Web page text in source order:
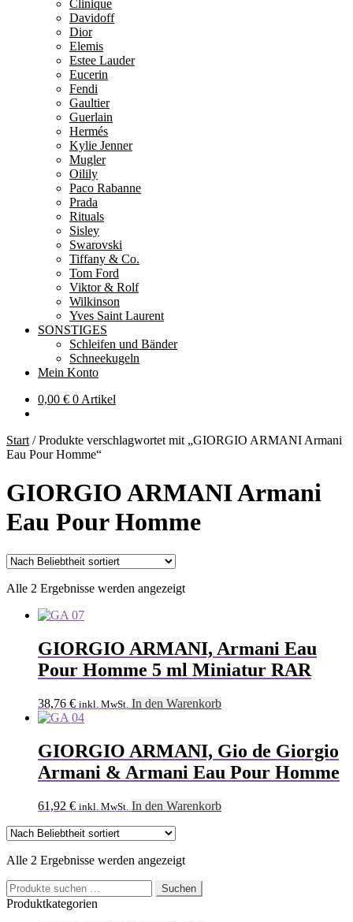
Clinique
Davidoff
Dior
Elemis
Estee Lauder
Eucerin
Fendi
Gaultier
Guerlain
Hermés
Kylie Jenner
Mugler
Oilily
Paco Rabanne
Prada
Rituals
Sisley
Swarovski
Tiffany & Co.
Tom Ford
Viktor & Rolf
Wilkinson
Yves Saint Laurent
SONSTIGES
Schleifen und Bänder
Schneekugeln
Mein Konto
0,00 € 0 Artikel
Start /Produkte verschlagwortet mit „GIORGIO ARMANI Armani
Eau Pour Homme“
GIORGIO ARMANI Armani
Eau Pour Homme
Alle 2 Ergebnisse werden angezeigtNach
GIORGIO ARMANI, Armani Eau
Pour Homme 5 ml Miniatur RAR
38,76 € inkl. MwSt. In den Warenkorb
GIORGIO ARMANI, Gio de Giorgio
Armani & Armani Eau Pour Homme
61,92 € inkl. MwSt. In den Warenkorb
Alle 2 Ergebnisse werden angezeigtNach
sortiert
Suchen
nach:
Suchen
Produktkategorien